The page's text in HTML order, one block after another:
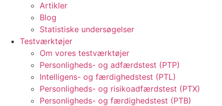
Artikler
Blog
Statistiske undersøgelser
Testværktøjer
Om vores testværktøjer
Personligheds- og adfærdstest (PTP)
Intelligens- og færdighedstest (PTL)
Personligheds- og risikoadfærdstest (PTX)
Personligheds- og færdighedstest (PTB)